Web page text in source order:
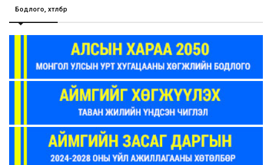
Бодлого, хөтөлбөр